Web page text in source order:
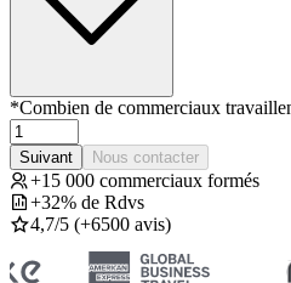
*Combien de commerciaux
Suivant Nous contacter
+15 000 commerciaux formés
+32% de Rdvs
4,7/5 (+6500 avis)